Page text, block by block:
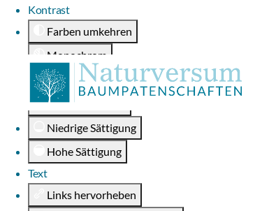
Kontrast
Farben umkehren
Monochrom
Dunkler Kontrast
Heller Kontrast
Niedrige Sättigung
Hohe Sättigung
Text
Links hervorheben